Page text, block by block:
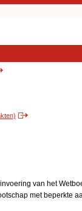
van het
met beperkte